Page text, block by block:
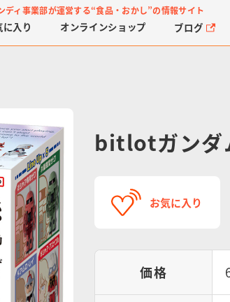
ディ事業部が運営する“食品・おかし”の情報サイト
・ス
ーズ
プリキュアシリーズ
チョコサプ
に入り オンラインショップ ブログ
bitlotガンダ
お気に入り
価格